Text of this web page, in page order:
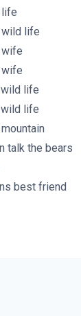
life
wild life
wife
wife
life
life
mountain
talk the bears
best friend